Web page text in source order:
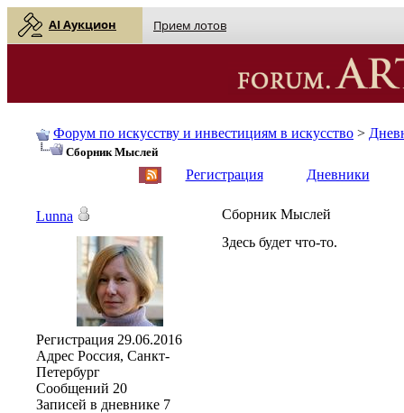
AI Аукцион Прием лотов
Форум по искусству и инвестициям в искусство >
Сборник Мыслей
Регистрация Дневники
Сборник Мыслей
Здесь будет что-то.
Lunna
Регистрация 29.06.2016
Адрес Россия, Санкт-
Петербург
Сообщений 20
Записей в дневнике 7